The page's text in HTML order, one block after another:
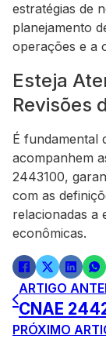
estratégias de
planejamento
operações e a
Esteja
Revisões
É fundamental
acompanhem
2443100,
com as
relacionadas a
econômicas.
ARTIGO
PRÓXIMO